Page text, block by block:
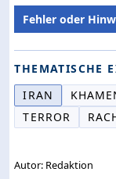
Fehler oder
THEMATISCHE
IRAN
TERROR
Autor: Redaktion